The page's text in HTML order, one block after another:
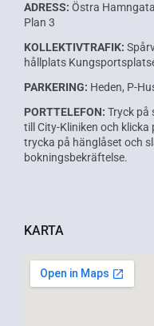
ADRESS: Östra
Plan 3
KOLLEKTIVTRAFIK:
hållplats
PARKERING: Heden, P-
PORTTELEFON: Tryck på
till City-Kliniken och
trycka på hänglåset och
bokningsbekräftelse.
KARTA